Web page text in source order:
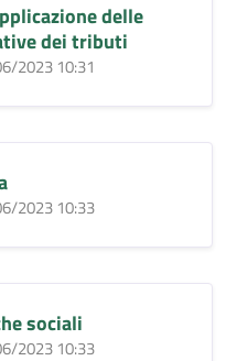
delle
dei tributi
2023 10:31
2023 10:33
sociali
2023 10:33